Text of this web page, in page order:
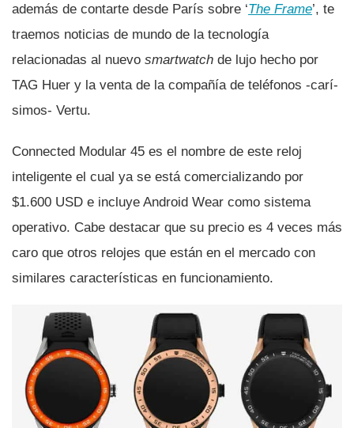
además de contarte desde Parí­s sobre ‘The Frame’, te
traemos noticias de mundo de la tecnologí­a
relacionadas al nuevo smartwatch de lujo hecho por
TAG Huer y la venta de la compañí­a de teléfonos -carí­
simos- Vertu.
Connected Modular 45 es el nombre de este reloj
inteligente el cual ya se está comercializando por
$1.600 USD e incluye Android Wear como sistema
operativo. Cabe destacar que su precio es 4 veces más
caro que otros relojes que están en el mercado con
similares caracterí­sticas en funcionamiento.